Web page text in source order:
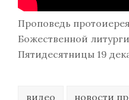
Проповедь
Божественной
Пятидесятницы 19
видео новости